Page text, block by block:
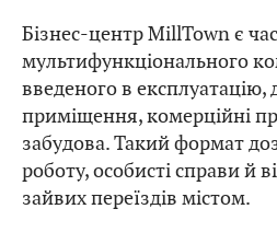
Бізнес-центр MillTown є
мультифункціонального
введеного в експлуатацію,
приміщення, комерційні
забудова. Такий формат
роботу, особисті справи й
зайвих переїздів містом.